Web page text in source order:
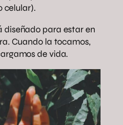
celular).
diseñado para estar en
Cuando la tocamos,
de vida.